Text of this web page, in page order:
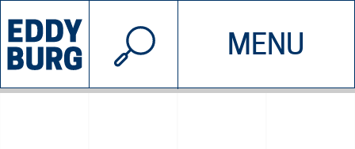
MENU
INIZIATIVE CHI SIAMO
© 2026 EDDYBURG